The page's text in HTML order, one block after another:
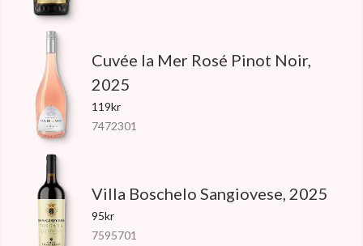
Cuvée la Mer Rosé Pinot Noir,
2025
119kr
7472301
Villa Boschelo Sangiovese, 2025
95kr
7595701